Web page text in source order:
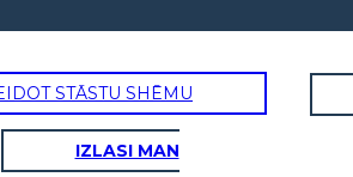
STĀSTU SHĒMU
IZLASI MAN